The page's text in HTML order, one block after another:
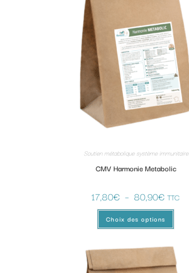
Soutien métabolique système immunitaire
CMV Harmonie Metabolic
17,80€ – 80,90€ TTC
Choix des options